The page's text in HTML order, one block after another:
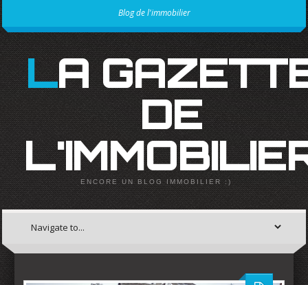
Blog de l'immobilier
LA GAZETTE
DE
ENCORE UN BLOG IMMOBILIER :)